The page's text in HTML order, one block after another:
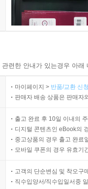
련한 안내가 있는경우 아
마이페이지 > 반품/교환 신
판매자 배송 상품은 판매자
출고 완료 후 10일 이내의
디지털 콘텐츠인 eBook의
중고상품의 경우 출고 완료
모바일 쿠폰의 경우 유효기
고객의 단순변심 및 착오구
직수입양서/직수입일서중